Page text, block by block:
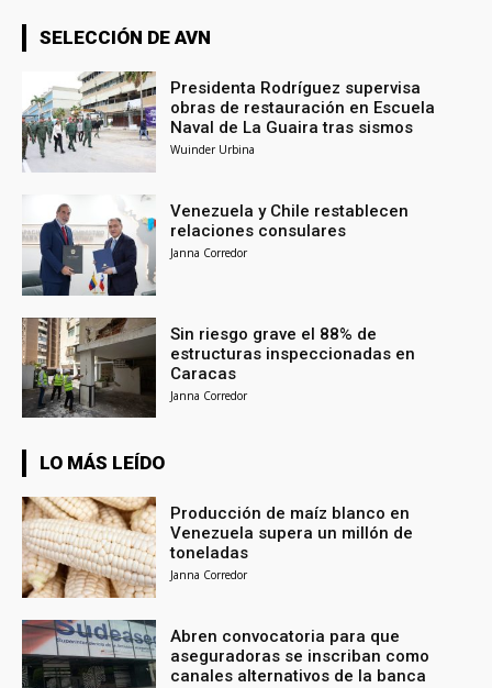
SELECCIÓN DE AVN
Presidenta Rodríguez supervisa
obras de restauración en Escuela
Naval de La Guaira tras sismos
Wuinder Urbina
Venezuela y Chile restablecen
relaciones consulares
Janna Corredor
Sin riesgo grave el 88% de
estructuras inspeccionadas en
Caracas
Janna Corredor
LO MÁS LEÍDO
Producción de maíz blanco en
Venezuela supera un millón de
toneladas
Janna Corredor
Abren convocatoria para que
aseguradoras se inscriban como
canales alternativos de la banca